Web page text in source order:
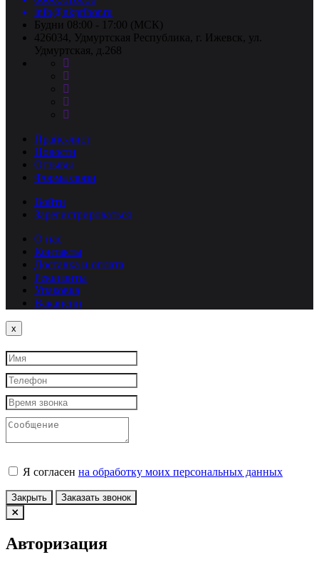
info@nkpribor.ru
Будни 08:00 - 17:00 (МСК)
426034, Удмуртская Республика, г. Ижевск, ул.
Удмуртская, д.268
Прайс-лист
Новости
Отзывы
Форма связи
Войти
Зарегистрироваться
О нас
Контакты
Доставка и оплата
Реквизиты
Упаковка
Вакансии
x
Я согласен на обработку моих персональных данных
Закрыть Заказать звонок
Авторизация